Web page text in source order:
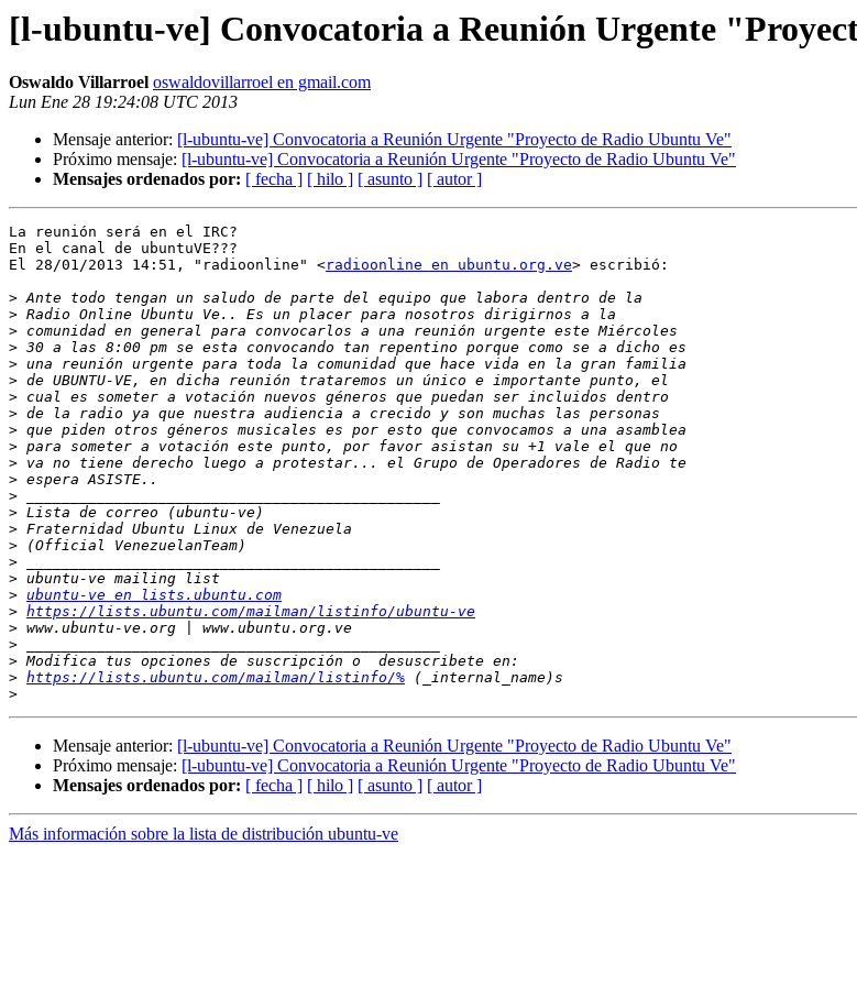
[l-ubuntu-ve] Convocatoria a Reunión Urgente
Oswaldo Villarroel oswaldovillarroel en gmail.com
Lun Ene 28 19:24:08 UTC 2013
Mensaje anterior: [l-ubuntu-ve] Convocatoria a Reunión Urgente "Proyecto de Radio Ubuntu Ve"
Próximo mensaje: [l-ubuntu-ve] Convocatoria a Reunión Urgente "Proyecto de Radio Ubuntu Ve"
Mensajes ordenados por: [ fecha ] [ hilo ] [ asunto ] [ autor ]
La reunión será en el IRC?
En el canal de ubuntuVE???
El 28/01/2013 14:51, "radioonline" <radioonline en ubuntu.org.ve> escribió:
>
>
>
>
>
>
>
>
>
>
>
>
>
>
>
>
>
>
> ubuntu-ve en lists.ubuntu.com
> https://lists.ubuntu.com/mailman/listinfo/ubuntu-ve
>
>
>
> https://lists.ubuntu.com/mailman/listinfo/%
>
Mensaje anterior: [l-ubuntu-ve] Convocatoria a Reunión Urgente "Proyecto de Radio Ubuntu Ve"
Próximo mensaje: [l-ubuntu-ve] Convocatoria a Reunión Urgente "Proyecto de Radio Ubuntu Ve"
Mensajes ordenados por: [ fecha ] [ hilo ] [ asunto ] [ autor ]
Más información sobre la lista de distribución ubuntu-ve